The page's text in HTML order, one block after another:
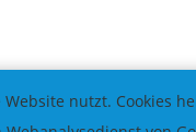
nutzt. Cookies